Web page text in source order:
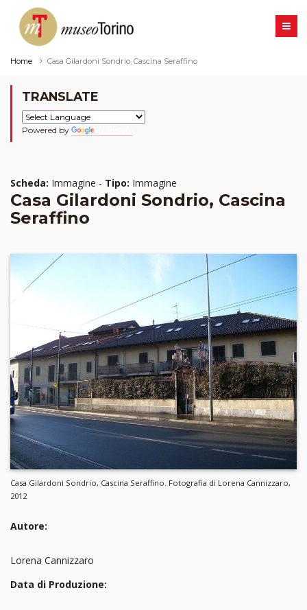
Home Casa Gilardoni Sondrio, Cascina Seraffino
TRANSLATE
Powered by
Scheda: Immagine - Tipo: Immagine
Casa Gilardoni Sondrio, Cascina
Seraffino
Casa Gilardoni Sondrio, Cascina Seraffino. Fotografia di Lorena Cannizzaro,
2012
Autore:
Lorena Cannizzaro
Data di Produzione: